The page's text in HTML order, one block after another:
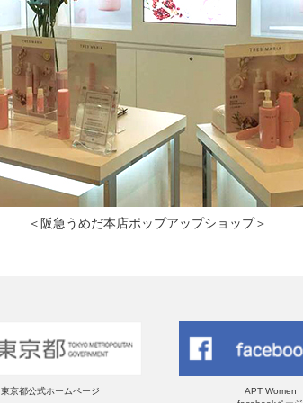
＜阪急うめだ本店ポップアップショップ＞
東京都公式ホームページ
APT Women